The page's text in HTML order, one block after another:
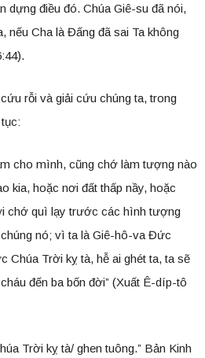
dựng điều đó. Chúa Giê-su đã nói,
nếu Cha là Đấng đã sai Ta không
rỗi và giải cứu chúng ta, trong
cho mình, cũng chớ làm tượng nào
kia, hoặc nơi đất thấp nầy, hoặc
chớ quì lạy trước các hình tượng
nó; vì ta là Giê-hô-va Đức
Chúa Trời kỵ tà, hễ ai ghét ta, ta sẽ
đến ba bốn đời” (Xuất Ê-díp-tô
Trời kỵ tà/ ghen tuông.” Bản Kinh